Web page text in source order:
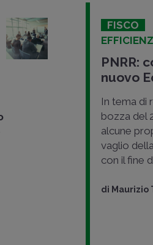
FISCO
PNRR:
nuovo
In tema di
bozza del
alcune
vaglio della
con il fine
di Maurizio